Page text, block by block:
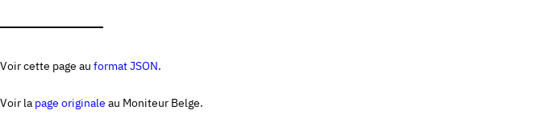
Voir cette page au format JSON.
Voir la page originale au Moniteur Belge.